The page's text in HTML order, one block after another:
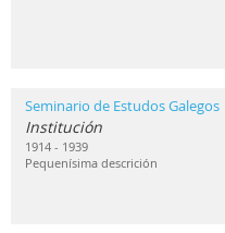
Seminario de Estudos Galegos
Institución
1914 - 1939
Pequenísima descrición